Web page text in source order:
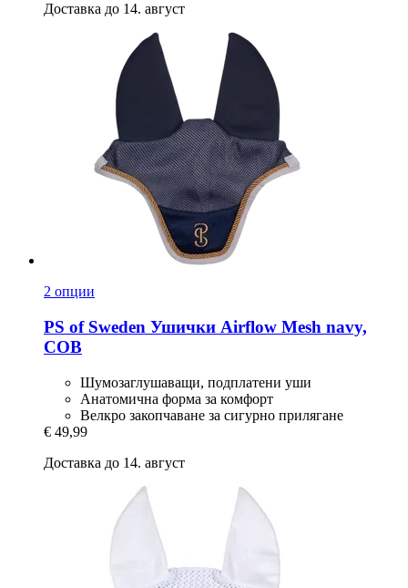
Доставка до 14. август
2 опции
PS of Sweden Ушички Airflow Mesh navy,
COB
Шумозаглушаващи, подплатени уши
Анатомична форма за комфорт
Велкро закопчаване за сигурно прилягане
€ 49,99
Доставка до 14. август